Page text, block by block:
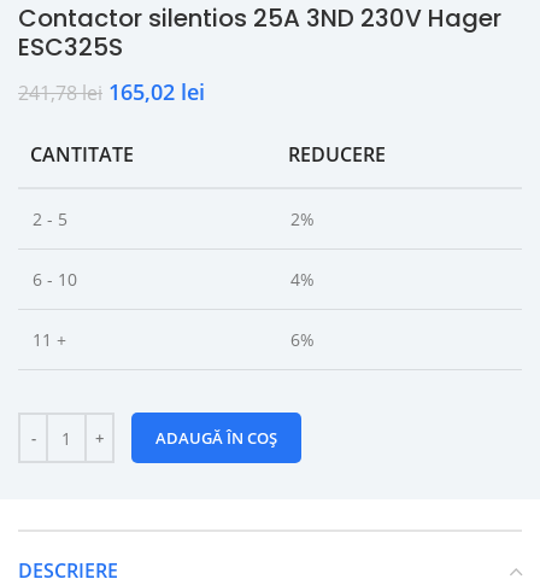
Contactor silentios 25A 3ND 230V Hager
ESC325S
241,78lei 165,02 lei
CANTITATE REDUCERE
2 - 5 2%
6 - 10 4%
11 + 6%
ADAUGĂ ÎN COȘ
DESCRIERE